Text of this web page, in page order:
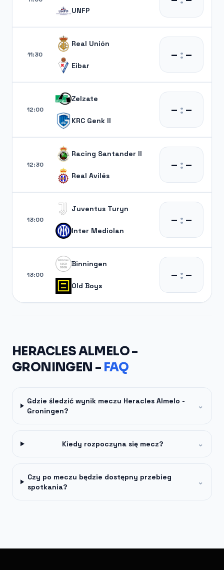
UNFP
11:30
Real Unión
Eibar
– :–
12:00
Zelzate
KRC Genk II
– :–
12:30
Racing Santander II
Real Avilés
– :–
13:00
Juventus Turyn
Inter Mediolan
– :–
13:00
Binningen
Old Boys
– :–
HERACLES ALMELO -
GRONINGEN - FAQ
Gdzie śledzić wynik meczu Heracles Almelo -
Groningen?
⌄
Kiedy rozpoczyna się mecz? ⌄
Czy po meczu będzie dostępny przebieg
spotkania?
⌄